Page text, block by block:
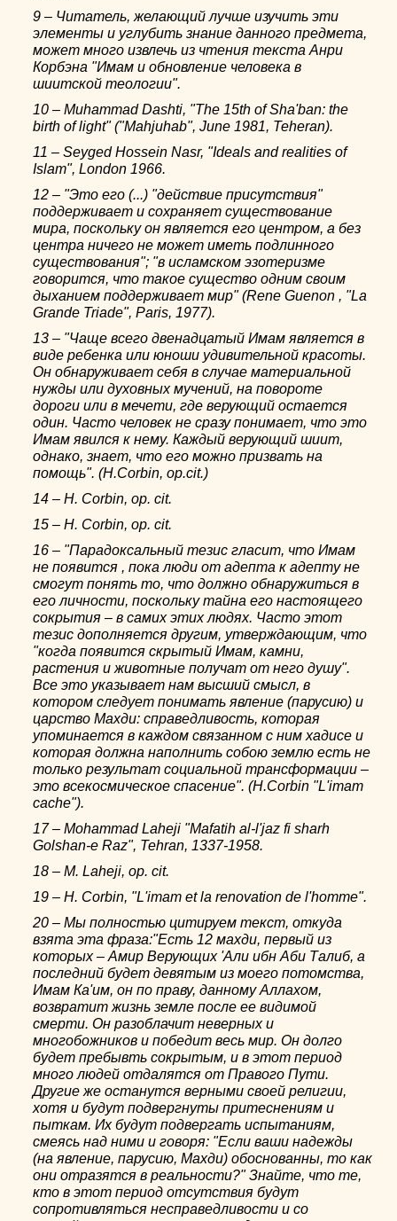
9 – Читатель, желающий лучше изучить эти
элементы и углубить знание данного предмета,
может много извлечь из чтения текста Анри
Корбэна "Имам и обновление человека в
шиитской теологии".
10 – Muhammad Dashti, "The 15th of Sha'ban: the
birth of light" ("Mahjuhab", June 1981, Teheran).
11 – Seyged Hossein Nasr, "Ideals and realities of
Islam", London 1966.
12 – "Это его (...) "действие присутствия"
поддерживает и сохраняет существование
мира, поскольку он является его центром, а без
центра ничего не может иметь подлинного
существования"; "в исламском эзотеризме
говорится, что такое существо одним своим
дыханием поддерживает мир" (Rene Guenon , "La
Grande Triade", Paris, 1977).
13 – "Чаще всего двенадцатый Имам является в
виде ребенка или юноши удивительной красоты.
Он обнаруживает себя в случае материальной
нужды или духовных мучений, на повороте
дороги или в мечети, где верующий остается
один. Часто человек не сразу понимает, что это
Имам явился к нему. Каждый верующий шиит,
однако, знает, что его можно призвать на
помощь". (H.Corbin, op.cit.)
14 – H. Corbin, op. cit.
15 – H. Corbin, op. cit.
16 – "Парадоксальный тезис гласит, что Имам
не появится , пока люди от адепта к адепту не
смогут понять то, что должно обнаружиться в
его личности, поскольку тайна его настоящего
сокрытия – в самих этих людях. Часто этот
тезис дополняется другим, утверждающим, что
"когда появится скрытый Имам, камни,
растения и животные получат от него душу".
Все это указывает нам высший смысл, в
котором следует понимать явление (парусию) и
царство Махди: справедливость, которая
упоминается в каждом связанном с ним хадисе и
которая должна наполнить собою землю есть не
только результат социальной трансформации –
это всекосмическое спасение". (H.Corbin "L'imam
cache").
17 – Mohammad Laheji "Mafatih al-l'jaz fi sharh
Golshan-e Raz", Tehran, 1337-1958.
18 – M. Laheji, op. cit.
19 – H. Corbin, "L'imam et la renovation de l'homme".
20 – Мы полностью цитируем текст, откуда
взята эта фраза:"Есть 12 махди, первый из
которых – Амир Верующих 'Aли ибн Аби Талиб, а
последний будет девятым из моего потомства,
Имам Ка'им, он по праву, данному Аллахом,
возвратит жизнь земле после ее видимой
смерти. Он разоблачит неверных и
многобожников и победит весь мир. Он долго
будет пребывть сокрытым, и в этот период
много людей отдалятся от Правого Пути.
Другие же останутся верными своей религии,
хотя и будут подвергнуты притеснениям и
пыткам. Их будут подвергать испытаниям,
смеясь над ними и говоря: "Если ваши надежды
(на явление, парусию, Махди) обоснованны, то как
они отразятся в реальности?" Знайте, что те,
кто в этот период отсутствия будут
сопротивляться несправедливости и со